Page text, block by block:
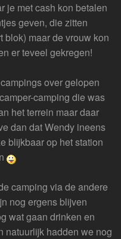
je met cash kon betalen
geven, die zitten
maar de vrouw kon
er teveel gekregen!
over gelopen
camping die was
het terrein maar daar
dan dat Wendy ineens
blijkbaar op het station
camping via de andere
nog ergens blijven
wat gaan drinken en
natuurlijk hadden we nog